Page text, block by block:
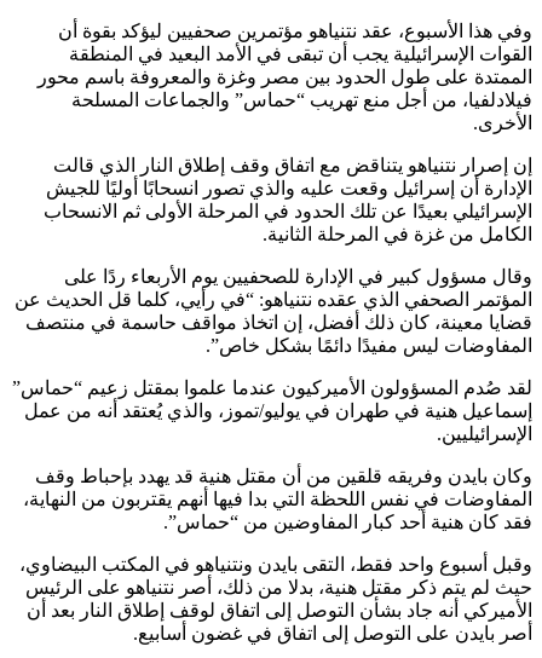
وفي هذا الأسبوع، عقد نتنياهو مؤتمرين صحفيين ليؤكد بقوة أن
القوات الإسرائيلية يجب أن تبقى في الأمد البعيد في المنطقة
الممتدة على طول الحدود بين مصر وغزة والمعروفة باسم محور
فيلادلفيا، من أجل منع تهريب “حماس” والجماعات المسلحة
الأخرى.
إن إصرار نتنياهو يتناقض مع اتفاق وقف إطلاق النار الذي قالت
الإدارة أن إسرائيل وقعت عليه والذي تصور انسحابًا أوليًا للجيش
الإسرائيلي بعيدًا عن تلك الحدود في المرحلة الأولى ثم الانسحاب
الكامل من غزة في المرحلة الثانية.
وقال مسؤول كبير في الإدارة للصحفيين يوم الأربعاء ردًا على
المؤتمر الصحفي الذي عقده نتنياهو: “في رأيي، كلما قل الحديث عن
قضايا معينة، كان ذلك أفضل، إن اتخاذ مواقف حاسمة في منتصف
المفاوضات ليس مفيدًا دائمًا بشكل خاص”.
لقد صُدم المسؤولون الأميركيون عندما علموا بمقتل زعيم “حماس”
إسماعيل هنية في طهران في يوليو/تموز، والذي يُعتقد أنه من عمل
الإسرائيليين.
وكان بايدن وفريقه قلقين من أن مقتل هنية قد يهدد بإحباط وقف
المفاوضات في نفس اللحظة التي بدا فيها أنهم يقتربون من النهاية،
فقد كان هنية أحد كبار المفاوضين من “حماس”.
وقبل أسبوع واحد فقط، التقى بايدن ونتنياهو في المكتب البيضاوي،
حيث لم يتم ذكر مقتل هنية، بدلا من ذلك، أصر نتنياهو على الرئيس
الأميركي أنه جاد بشأن التوصل إلى اتفاق لوقف إطلاق النار بعد أن
أصر بايدن على التوصل إلى اتفاق في غضون أسابيع.